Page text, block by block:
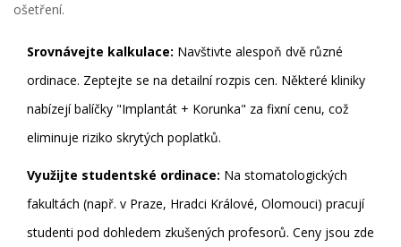
ošetření.
Srovnávejte kalkulace: Navštivte alespoň dvě různé
ordinace. Zeptejte se na detailní rozpis cen. Některé kliniky
nabízejí balíčky "Implantát + Korunka" za fixní cenu, což
eliminuje riziko skrytých poplatků.
Využijte studentské ordinace: Na stomatologických
fakultách (např. v Praze, Hradci Králové, Olomouci) pracují
studenti pod dohledem zkušených profesorů. Ceny jsou zde